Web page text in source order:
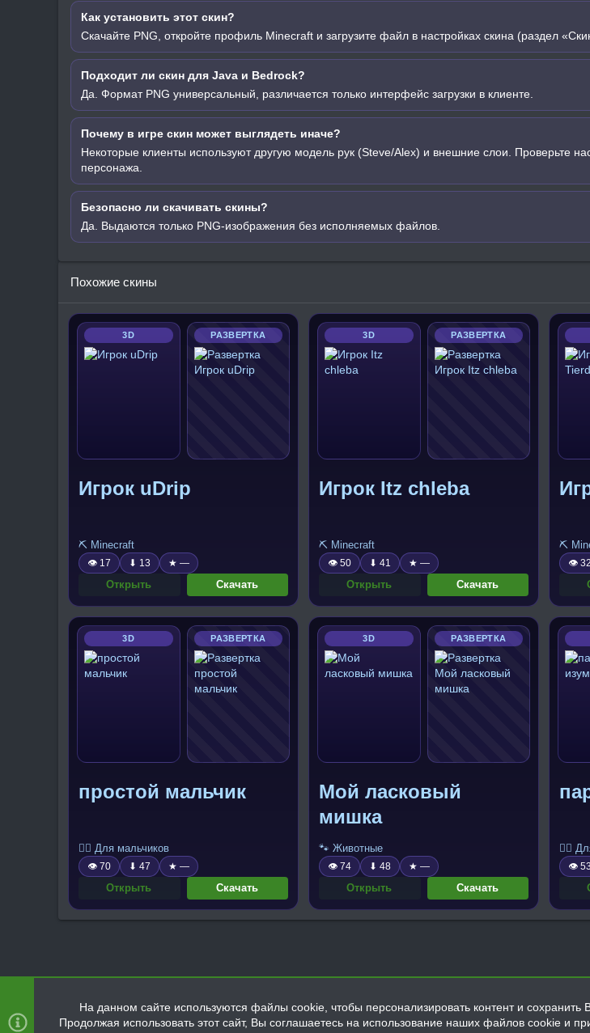
Как установить этот скин?
Скачайте PNG, откройте профиль Minecraft и загрузите файл в настройках скина (раздел
Подходит ли скин для Java и Bedrock?
Да. Формат PNG универсальный, различается только интерфейс загрузки в клиенте.
Почему в игре скин может выглядеть иначе?
Некоторые клиенты используют другую модель рук (Steve/Alex) и внешние слои. Проверьте
персонажа.
Безопасно ли скачивать скины?
Да. Выдаются только PNG-изображения без исполняемых файлов.
Похожие скины
3D РАЗВЕРТКА
Игрок uDrip
⛏️ Minecraft
👁 17 ⬇ 13 ★ —
Открыть Скачать
3D РАЗВЕРТКА
Игрок Itz chleba
⛏️ Minecraft
👁 50 ⬇ 41 ★ —
Открыть Скачать
⛏️
👁 32
3D РАЗВЕРТКА
простой мальчик
🧍‍♂️ Для мальчиков
👁 70 ⬇ 47 ★ —
Открыть Скачать
3D РАЗВЕРТКА
Мой ласковый
мишка
🐾 Животные
👁 74 ⬇ 48 ★ —
Открыть Скачать
🧍‍♂️
👁 53
На данном сайте используются файлы cookie, чтобы персонализировать контент и сохранить
Продолжая использовать этот сайт, Вы соглашаетесь на использование наших файлов cookie и